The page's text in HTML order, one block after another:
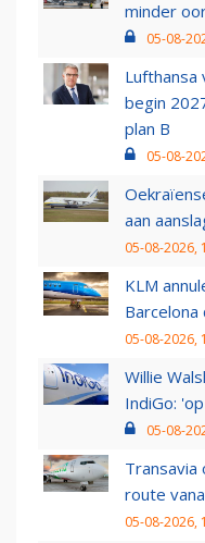
minder
05-08-
Lufthansa
begin
plan B
05-08-
aan
05-08-2026,
KLM
05-08-2026,
Willie
IndiGo:
05-08-
Transavia
route
05-08-2026,